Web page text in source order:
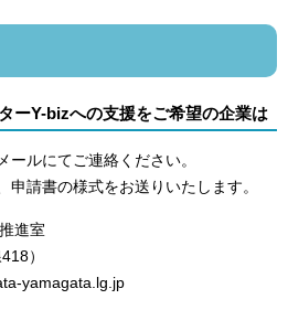
ーY-bizへの支援をご希望の企業は
ルにてご連絡ください。
申請書の様式をお送りいたします。
進室
）
yamagata.lg.jp